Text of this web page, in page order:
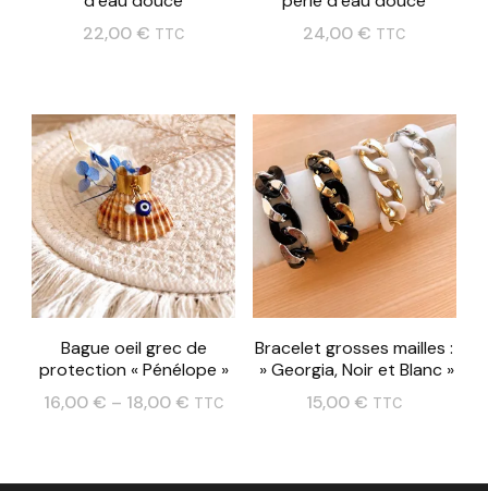
22,00 € TTC
a
plusieurs
variations.
Les
options
peuvent
être
choisies
24,00 € TTC
a
plusieurs
variations.
Les
options
peuvent
être
Bague oeil grec de
protection « Pénélope »
16,00 € – 18,00 € TTC
Bracelet grosses mailles :
» Georgia, Noir et Blanc »
15,00 € TTC